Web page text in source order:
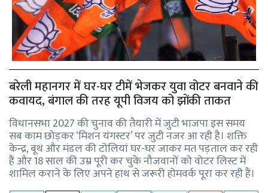
बरेली महानगर में घर-घर टीमें भेजकर युवा वोटर बनवाने की
कवायद, बंगाल की तरह यूपी विजय को झोंकी ताकत
विधानसभा 2027 की चुनाव की तैयारी में जुटी भाजपा इस समय
सब काम छोड़कर ‘मिशन यंगस्टर’ पर जुटी नजर आ रही है। शक्ति
केन्द्र, बूथ और मंडल की टोलियां घर-घर जाकर मत पड़ताल कर रही
हैं और 18 साल की उम्र पूरी कर चुके नौजवानों को वोटर लिस्ट में
शामिल कराने के लिए अपने हाथ से जरूरी होमवर्क पूरा कर रही हैं।